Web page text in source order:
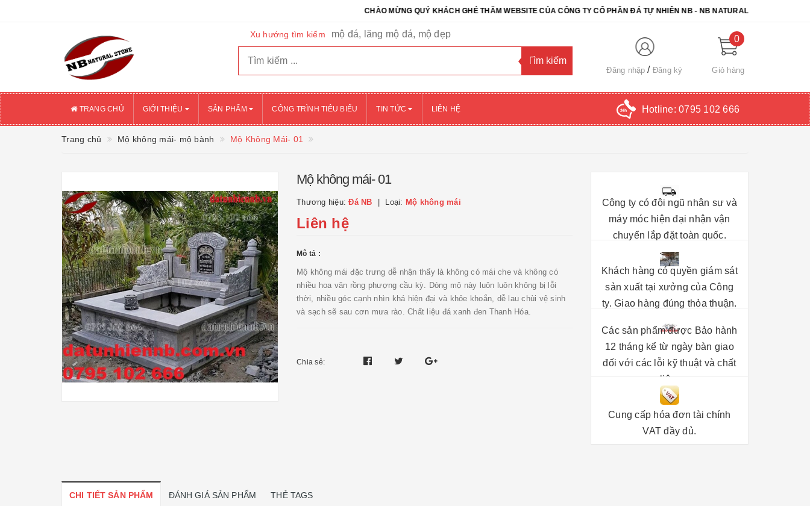
CHÀO MỪNG QUÝ KHÁCH GHÉ THĂM WEBSITE CỦA CÔNG TY CỔ PHẦN ĐÁ TỰ NHIÊN NB - NB NATURAL STONE. CHÚC QUÝ
Xu hướng tìm kiếm mộ đá, lăng mộ đá, mộ đẹp
Đăng nhập Đăng ký
0
Giỏ hàng
TRANG CHỦ GIỚI THIỆU SẢN PHẨM CÔNG TRÌNH TIÊU BIỂU TIN TỨC LIÊN HỆ Hotline: 0795 102 666
Trang chủ Mộ không mái- mộ bành Mộ Không Mái- 01
Mộ không mái- 01
Thương hiệu:Đá NB Loại: Mộ không mái
Liên hệ
Mô tả :
Mộ không mái đặc trưng dễ nhận thấy là không có mái che và không có
nhiều hoa văn rồng phượng cầu kỳ. Dòng mộ này luôn luôn không bị lỗi
thời, nhiều góc cạnh nhìn khá hiện đại và khỏe khoắn, dễ lau chùi vệ sinh
và sạch sẽ sau cơn mưa rào. Chất liệu đá xanh đen Thanh Hóa.
Chia sẻ:
Công ty có đội ngũ nhân sự và
máy móc hiện đại nhận vận
chuyển lắp đặt toàn quốc.
Khách hàng có quyền giám sát
sản xuất tại xưởng của Công
ty. Giao hàng đúng thỏa thuận.
Các sản phẩm được Bảo hành
12 tháng kể từ ngày bàn giao
đối với các lỗi kỹ thuật và chất
liệu.
Cung cấp hóa đơn tài chính
VAT đầy đủ.
CHI TIẾT SẢN PHẨM ĐÁNH GIÁ SẢN PHẨM THẺ TAGS